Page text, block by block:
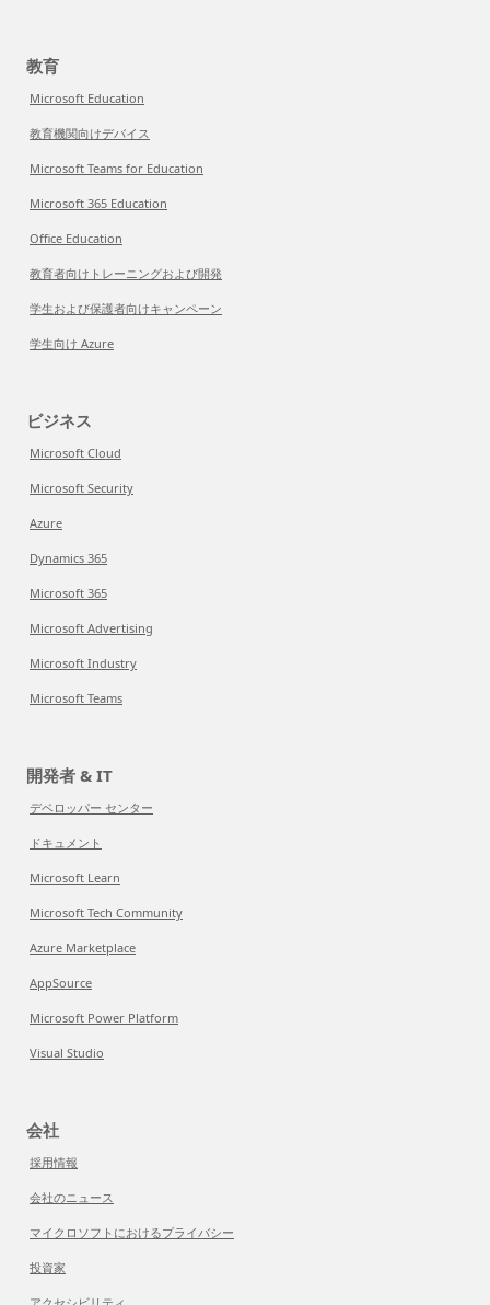
教育
Microsoft Education
教育機関向けデバイス
Microsoft Teams for Education
Microsoft 365 Education
Office Education
教育者向けトレーニングおよび開発
学生および保護者向けキャンペーン
学生向け Azure
ビジネス
Microsoft Cloud
Microsoft Security
Azure
Dynamics 365
Microsoft 365
Microsoft Advertising
Microsoft Industry
Microsoft Teams
開発者 & IT
デベロッパー センター
ドキュメント
Microsoft Learn
Microsoft Tech Community
Azure Marketplace
AppSource
Microsoft Power Platform
Visual Studio
会社
採用情報
会社のニュース
マイクロソフトにおけるプライバシー
投資家